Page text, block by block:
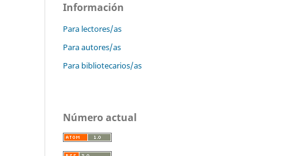
Información
Para lectores/as
Para autores/as
Para bibliotecarios/as
Número actual